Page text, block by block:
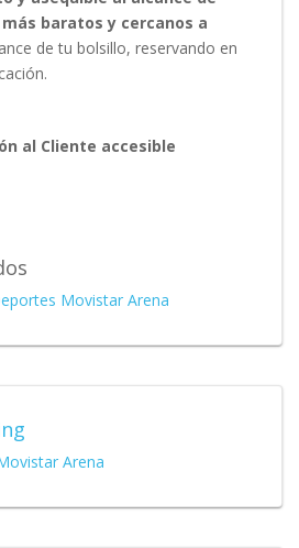
baratos y cercanos a
de tu bolsillo, reservando en
al Cliente accesible
Movistar Arena
Arena